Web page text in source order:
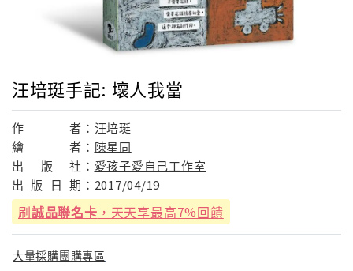
汪培珽手記: 壞人我當
作 者： 汪培珽
繪
者： 陳星同
出
版 社： 愛孩子愛自己工作室
出 版 日 期： 2017/04/19
刷誠品聯名卡 ，天天享最高7%回饋
大量採購團購專區